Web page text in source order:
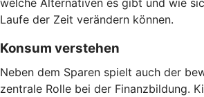
Laufe der Zeit verändern können.
Konsum verstehen
Neben dem Sparen spielt auch der
zentrale Rolle bei der Finanzbildung.